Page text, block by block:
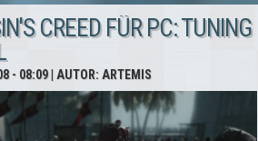
Creed: 50
neue
Screenshots
CREED FÜR PC: TUNING
- 08:09| AUTOR: ARTEMIS